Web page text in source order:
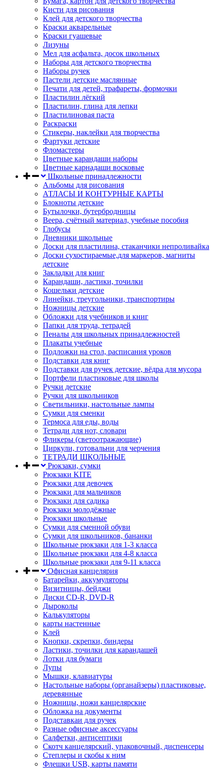
Кисти для рисования
Клей для детского творчества
Краски акварельные
Краски гуашевые
Лизуны
Мел для асфальта, досок школьных
Наборы для детского творчества
Наборы ручек
Пастели детские маслянные
Печати для детей, трафареты, формочки
Пластилин лёгкий
Пластилин, глина для лепки
Пластилиновая паста
Раскраски
Стикеры, наклейки для творчества
Фартуки детские
Фломастеры
Цветные карандаши наборы
Цветные карнадаши восковые
Школьные принадлежности
Альбомы для рисования
АТЛАСЫ И КОНТУРНЫЕ КАРТЫ
Блокноты детские
Бутылочки, бутербродницы
Веера, счётный материал, учебные пособия
Глобусы
Дневники школьные
Доски для пластилина, стаканчики непроливайка
Доски сухостираемые,для маркеров, магниты
детские
Закладки для книг
Карандаши, ластики, точилки
Кошельки детские
Линейки, треугольники, транспортиры
Ножницы детские
Обложки для учебников и книг
Папки для труда, тетрадей
Пеналы для школьных принадлежностей
Плакаты учебные
Подложки на стол, расписания уроков
Подставки для книг
Подставки для ручек детские, вёдра для мусора
Портфели пластиковые для школы
Ручки детские
Ручки для школьников
Светильники, настольные лампы
Сумки для сменки
Термоса для еды, воды
Тетради для нот, словари
Фликеры (светоотражающие)
Циркули, готовальни для черчения
ТЕТРАДИ ШКОЛЬНЫЕ
Рюкзаки, сумки
Рюкзаки KITE
Рюкзаки для девочек
Рюкзаки для мальчиков
Рюкзаки для садика
Рюкзаки молодёжные
Рюкзаки школьные
Сумки для сменной обуви
Сумки для школьников, бананки
Школьные рюкзаки для 1-3 класса
Школьные рюкзаки для 4-8 класса
Школьные рюкзаки для 9-11 класса
Офисная канцелярия
Батарейки, аккумуляторы
Визитницы, бейджи
Диски CD-R, DVD-R
Дыроколы
Калькуляторы
карты настенные
Клей
Кнопки, скрепки, биндеры
Ластики, точилки для карандашей
Лотки для бумаги
Лупы
Мышки, клавиатуры
Настольные наборы (органайзеры) пластиковые,
деревянные
Ножницы, ножи канцелярские
Обложка на документы
Подставкаи для ручек
Разные офисные аксессуары
Салфетки, антисептики
Скотч канцелярский, упаковочный, диспенсеры
Степлеры и скобы к ним
Флешки USB, карты памяти